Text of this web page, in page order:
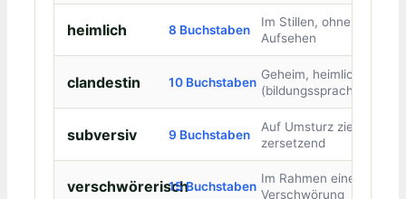
heimlich 8 Buchstaben
Im Stillen, ohne
Aufsehen
clandestin 10 Buchstaben
Geheim, heimlich
(bildungssprachlich)
subversiv 9 Buchstaben
Auf Umsturz zielend,
zersetzend
verschwörerisch15 Buchstaben
Im Rahmen einer
Verschwörung